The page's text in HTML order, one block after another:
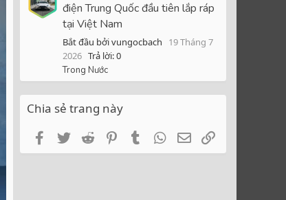
điện Trung Quốc đầu tiên lắp ráp
tại Việt Nam
Bắt đầu bởi vungocbach
19 Tháng 7
2026 Trả lời: 0
Trong Nước
Chia sẻ trang này
FacebookTwitterRedditPinterestTumblrWhatsApp
Email